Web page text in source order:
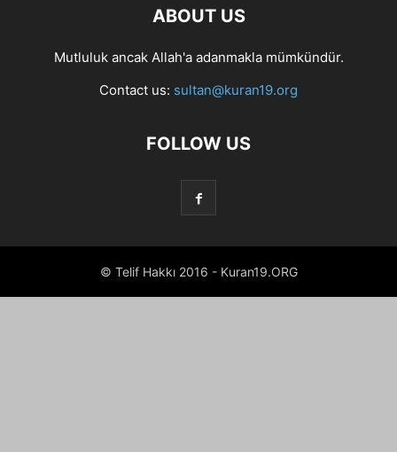
ABOUT US
Mutluluk ancak Allah'a adanmakla mümkündür.
Contact us: sultan@kuran19.org
FOLLOW US
© Telif Hakkı 2016 - Kuran19.ORG